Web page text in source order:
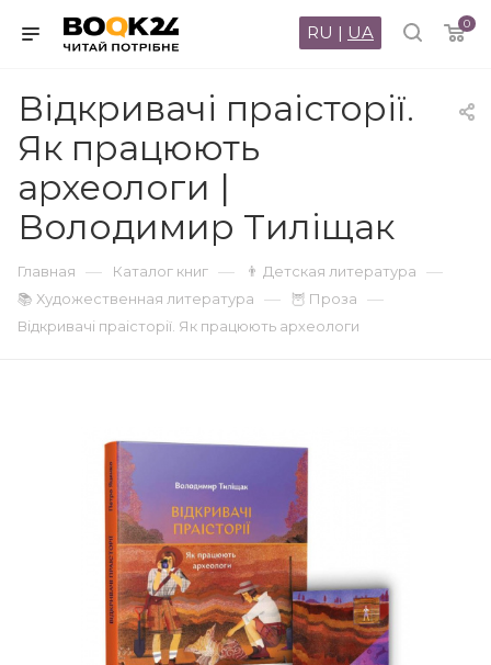
0
RU | UA
Відкривачі праісторії.
Як працюють
археологи |
Володимир Тиліщак
Главная — Каталог книг — 👨 Детская литература —
📚 Художественная литература — 🦉 Проза —
Відкривачі праісторії. Як працюють археологи